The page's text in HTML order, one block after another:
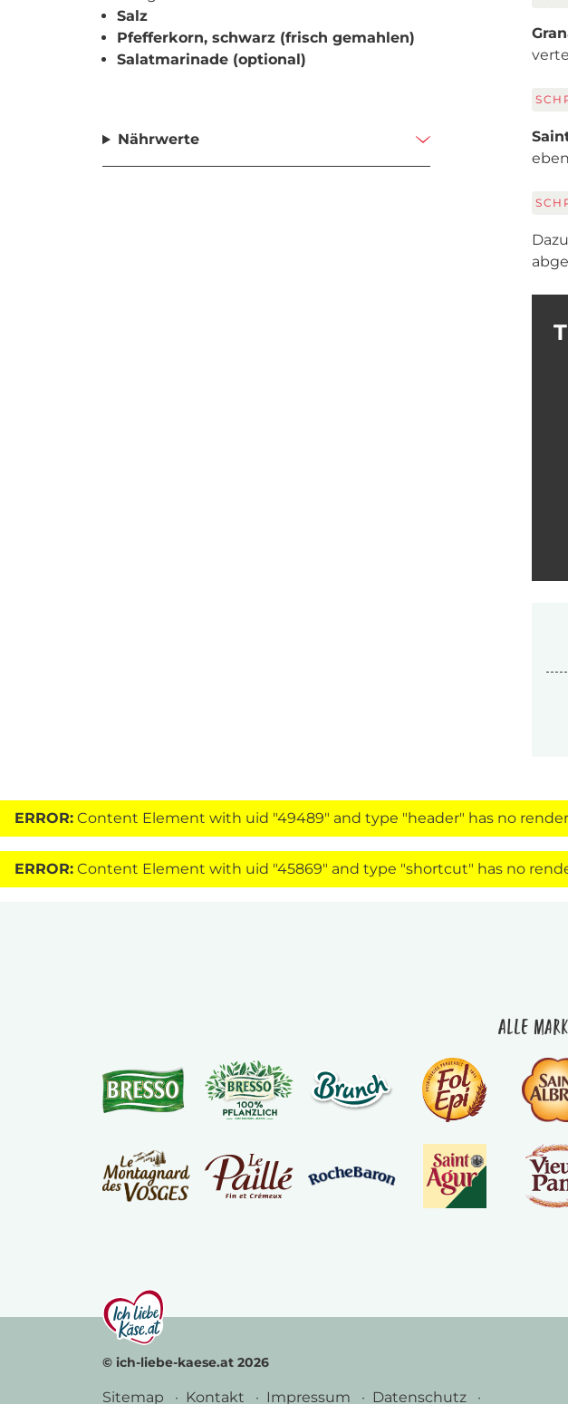
Salz
Pfefferkorn, schwarz (frisch gemahlen)
Salatmarinade (optional)
Nährwerte
ERROR: Content Element with uid "49489" and type "header" has no
ERROR: Content Element with uid "45869" and type "shortcut" has no
Alle
© ich-liebe-kaese.at 2026
Sitemap Kontakt Impressum Datenschutz